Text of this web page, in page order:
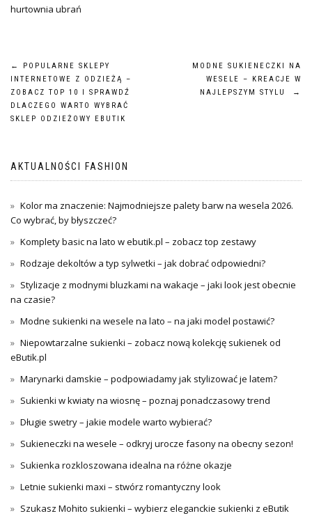
hurtownia ubrań
Nawigacja
wpisu
←
POPULARNE SKLEPY
INTERNETOWE Z ODZIEŻĄ –
ZOBACZ TOP 10 I SPRAWDŹ
DLACZEGO WARTO WYBRAĆ
SKLEP ODZIEŻOWY EBUTIK
MODNE SUKIENECZKI NA
WESELE – KREACJE W
NAJLEPSZYM STYLU
→
AKTUALNOŚCI FASHION
Kolor ma znaczenie: Najmodniejsze palety barw na wesela 2026.
Co wybrać, by błyszczeć?
Komplety basic na lato w ebutik.pl – zobacz top zestawy
Rodzaje dekoltów a typ sylwetki – jak dobrać odpowiedni?
Stylizacje z modnymi bluzkami na wakacje – jaki look jest obecnie
na czasie?
Modne sukienki na wesele na lato – na jaki model postawić?
Niepowtarzalne sukienki – zobacz nową kolekcję sukienek od
eButik.pl
Marynarki damskie – podpowiadamy jak stylizować je latem?
Sukienki w kwiaty na wiosnę – poznaj ponadczasowy trend
Długie swetry – jakie modele warto wybierać?
Sukieneczki na wesele – odkryj urocze fasony na obecny sezon!
Sukienka rozkloszowana idealna na różne okazje
Letnie sukienki maxi – stwórz romantyczny look
Szukasz Mohito sukienki – wybierz eleganckie sukienki z eButik